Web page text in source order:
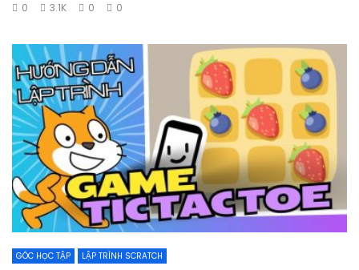
0 3.1K 0 0
GÓC HỌC TẬP LẬP TRÌNH SCRATCH